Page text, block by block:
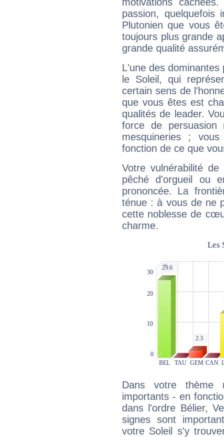
motivations
passion, quelquefois
Plutonien que vous
toujours plus grande
grande qualité
L'une des
le Soleil, qui
certain sens de
que vous êtes est
qualités de leader.
force de
mesquineries ;
fonction de ce que
Votre vulnérabilité
pêché d'orgueil ou
prononcée. La
ténue : à vous de ne
cette noblesse de
charme.
Dans votre thème
importants - en
dans l'ordre Bélier,
signes sont
votre Soleil s'y